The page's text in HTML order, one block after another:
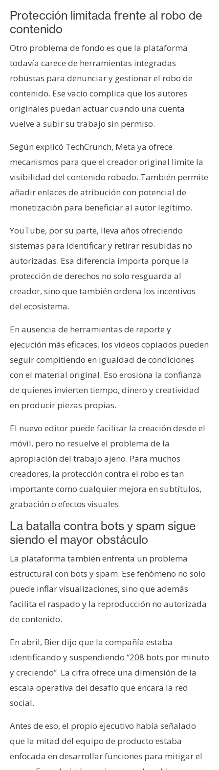
Protección limitada frente al robo de
contenido
Otro problema de fondo es que la plataforma
todavía carece de herramientas integradas
robustas para denunciar y gestionar el robo de
contenido. Ese vacío complica que los autores
originales puedan actuar cuando una cuenta
vuelve a subir su trabajo sin permiso.
Según explicó TechCrunch, Meta ya ofrece
mecanismos para que el creador original limite la
visibilidad del contenido robado. También permite
añadir enlaces de atribución con potencial de
monetización para beneficiar al autor legítimo.
YouTube, por su parte, lleva años ofreciendo
sistemas para identificar y retirar resubidas no
autorizadas. Esa diferencia importa porque la
protección de derechos no solo resguarda al
creador, sino que también ordena los incentivos
del ecosistema.
En ausencia de herramientas de reporte y
ejecución más eficaces, los videos copiados pueden
seguir compitiendo en igualdad de condiciones
con el material original. Eso erosiona la confianza
de quienes invierten tiempo, dinero y creatividad
en producir piezas propias.
El nuevo editor puede facilitar la creación desde el
móvil, pero no resuelve el problema de la
apropiación del trabajo ajeno. Para muchos
creadores, la protección contra el robo es tan
importante como cualquier mejora en subtítulos,
grabación o efectos visuales.
La batalla contra bots y spam sigue
siendo el mayor obstáculo
La plataforma también enfrenta un problema
estructural con bots y spam. Ese fenómeno no solo
puede inflar visualizaciones, sino que además
facilita el raspado y la reproducción no autorizada
de contenido.
En abril, Bier dijo que la compañía estaba
identificando y suspendiendo “208 bots por minuto
y creciendo”. La cifra ofrece una dimensión de la
escala operativa del desafío que encara la red
social.
Antes de eso, el propio ejecutivo había señalado
que la mitad del equipo de producto estaba
enfocada en desarrollar funciones para mitigar el